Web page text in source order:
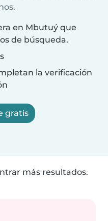
en Mbutuý que
de búsqueda.
la verificación
gratis
más resultados.